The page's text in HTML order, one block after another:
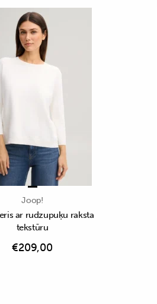
Joop!
ar rudzupuķu raksta
tekstūru
€209,00